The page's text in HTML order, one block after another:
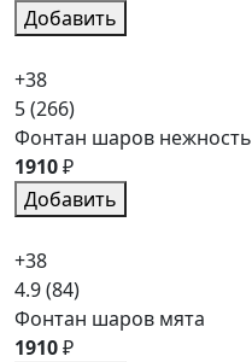
Добавить
+38
5(266)
Фонтан шаров нежность
1910₽
Добавить
+38
4.9(84)
Фонтан шаров мята
1910₽